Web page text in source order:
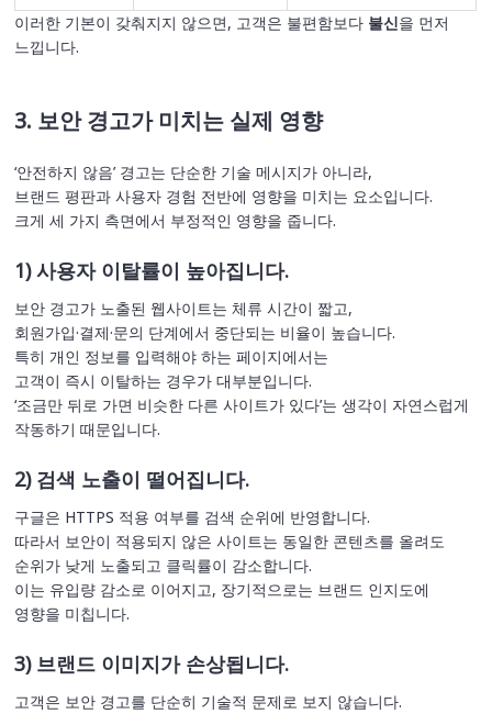
이러한 기본이 갖춰지지 않으면, 고객은 불편함보다 불신을 먼저
느낍니다.
3. 보안 경고가 미치는 실제 영향
‘안전하지 않음’ 경고는 단순한 기술 메시지가 아니라,
브랜드 평판과 사용자 경험 전반에 영향을 미치는 요소입니다.
크게 세 가지 측면에서 부정적인 영향을 줍니다.
1) 사용자 이탈률이 높아집니다.
보안 경고가 노출된 웹사이트는 체류 시간이 짧고,
회원가입·결제·문의 단계에서 중단되는 비율이 높습니다.
특히 개인 정보를 입력해야 하는 페이지에서는
고객이 즉시 이탈하는 경우가 대부분입니다.
‘조금만 뒤로 가면 비슷한 다른 사이트가 있다’는 생각이 자연스럽게
작동하기 때문입니다.
2) 검색 노출이 떨어집니다.
구글은 HTTPS 적용 여부를 검색 순위에 반영합니다.
따라서 보안이 적용되지 않은 사이트는 동일한 콘텐츠를 올려도
순위가 낮게 노출되고 클릭률이 감소합니다.
이는 유입량 감소로 이어지고, 장기적으로는 브랜드 인지도에
영향을 미칩니다.
3) 브랜드 이미지가 손상됩니다.
고객은 보안 경고를 단순히 기술적 문제로 보지 않습니다.